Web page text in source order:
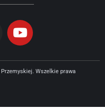
Wszelkie prawa